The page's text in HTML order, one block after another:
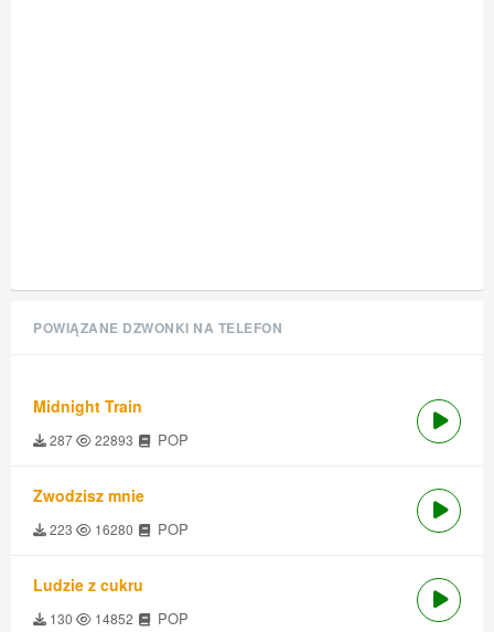
POWIĄZANE DZWONKI NA TELEFON
Midnight Train
287 22893 POP
Zwodzisz mnie
223 16280 POP
Ludzie z cukru
130 14852 POP